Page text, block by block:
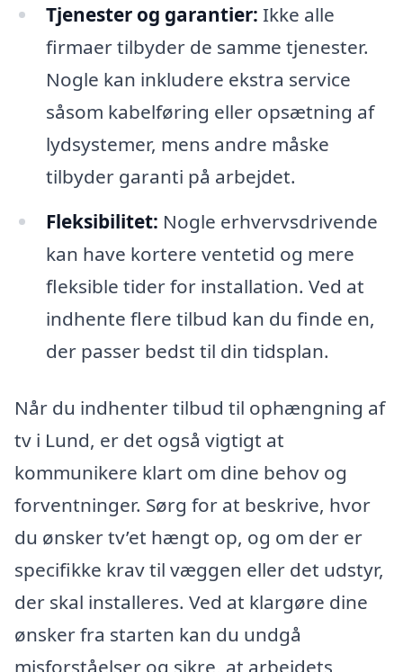
Tjenester og garantier: Ikke alle
firmaer tilbyder de samme tjenester.
Nogle kan inkludere ekstra service
såsom kabelføring eller opsætning af
lydsystemer, mens andre måske
tilbyder garanti på arbejdet.
Fleksibilitet: Nogle erhvervsdrivende
kan have kortere ventetid og mere
fleksible tider for installation. Ved at
indhente flere tilbud kan du finde en,
der passer bedst til din tidsplan.
Når du indhenter tilbud til ophængning af
tv i Lund, er det også vigtigt at
kommunikere klart om dine behov og
forventninger. Sørg for at beskrive, hvor
du ønsker tv’et hængt op, og om der er
specifikke krav til væggen eller det udstyr,
der skal installeres. Ved at klargøre dine
ønsker fra starten kan du undgå